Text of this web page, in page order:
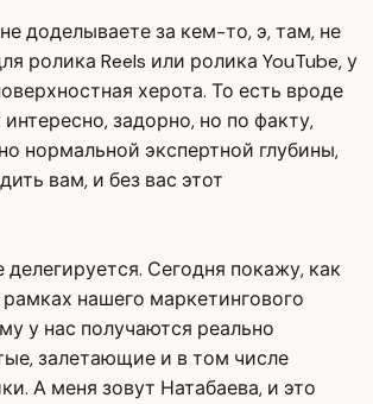
доделываете за кем-то, э, там, не
ролика Reels или ролика YouTube, у
херота. То есть вроде
интересно, задорно, но по факту,
нормальной экспертной глубины,
вам, и без вас этот
делегируется. Сегодня покажу, как
нашего маркетингового
у нас получаются реально
залетающие и в том числе
А меня зовут Натабаева, и это